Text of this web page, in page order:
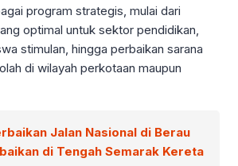
program strategis, mulai dari
optimal untuk sektor pendidikan,
stimulan, hingga perbaikan sarana
di wilayah perkotaan maupun
Jalan Nasional di Berau
di Tengah Semarak Kereta